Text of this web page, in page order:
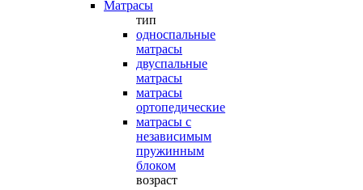
Матрасы
тип
односпальные
матрасы
двуспальные
матрасы
матрасы
ортопедические
матрасы с
независимым
пружинным
блоком
возраст